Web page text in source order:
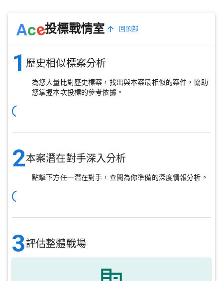
Ace投標戰情室 回頂部
1 歷史相似標案分析
為您大量比對歷史標案，找出與本案最相似的案件，協助
您掌握本次投標的參考依據。
2本案潛在對手深入分析
點擊下方任一潛在對手，查閱為你準備的深度情報分析。
3評估整體戰場